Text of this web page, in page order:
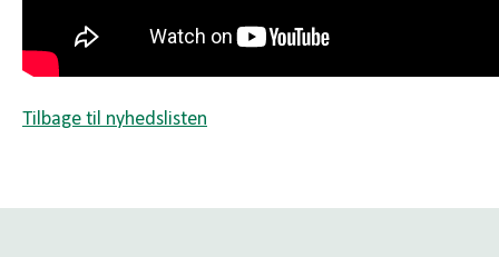
Tilbage til nyhedslisten